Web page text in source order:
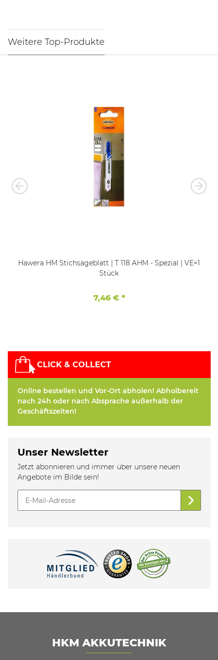
Weitere Top-Produkte
Hawera HM Stichsägeblatt | T 118 AHM - Spezial | VE=1
Stück
7,46 € *
CLICK & COLLECT
Online bestellen und Vor-Ort abholen! Abholbereit
nach 24h oder nach Absprache außerhalb der
Geschäftszeiten!
Unser Newsletter
Jetzt abonnieren und immer über unsere neuen
Angebote im Bilde sein!
HKM AKKUTECHNIK